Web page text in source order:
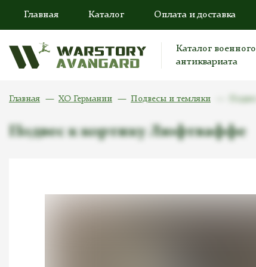
Главная Каталог Оплата и доставка
Каталог военного
антиквариата
Главная ХО Германии Подвесы и темляки
Подвес к кортику Люфтваффе